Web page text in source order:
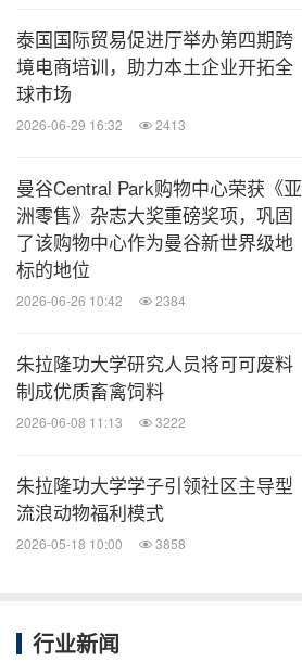
泰国国际贸易促进厅举办第四期跨
境电商培训，助力本土企业开拓全
球市场
2026-06-29 16:32 2413
曼谷Central Park购物中心荣获《亚
洲零售》杂志大奖重磅奖项，巩固
了该购物中心作为曼谷新世界级地
标的地位
2026-06-26 10:42 2384
朱拉隆功大学研究人员将可可废料
制成优质畜禽饲料
2026-06-08 11:13 3222
朱拉隆功大学学子引领社区主导型
流浪动物福利模式
2026-05-18 10:00 3858
行业新闻